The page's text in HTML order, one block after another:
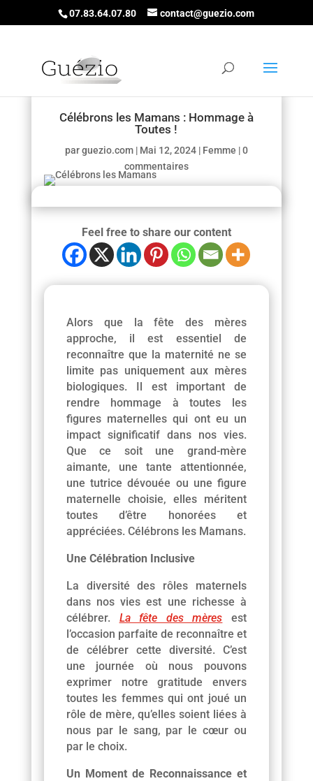
07.83.64.07.80 contact@guezio.com
Célébrons les Mamans : Hommage à
Toutes !
parguezio.com| Mai 12, 2024| Femme |0
commentaires
Feel free to share our content
Alors que la fête des mères
approche, il est essentiel de
reconnaître que la maternité ne se
limite pas uniquement aux mères
biologiques. Il est important de
rendre hommage à toutes les
figures maternelles qui ont eu un
impact significatif dans nos vies.
Que ce soit une grand-mère
aimante, une tante attentionnée,
une tutrice dévouée ou une figure
maternelle choisie, elles méritent
toutes d’être honorées et
appréciées. Célébrons les Mamans.
Une Célébration Inclusive
La diversité des rôles maternels
dans nos vies est une richesse à
célébrer. La fête des mères est
l’occasion parfaite de reconnaître et
de célébrer cette diversité. C’est
une journée où nous pouvons
exprimer notre gratitude envers
toutes les femmes qui ont joué un
rôle de mère, qu’elles soient liées à
nous par le sang, par le cœur ou
par le choix.
Un Moment de Reconnaissance et